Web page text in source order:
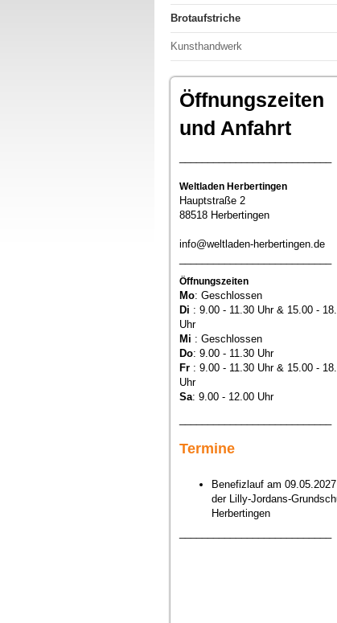
Brotaufstriche
Kunsthandwerk
Öffnungszeiten
und Anfahrt
Weltladen Herbertingen
Hauptstraße 2
88518 Herbertingen
info@weltladen-herbertingen.de
Öffnungszeiten
Mo: Geschlossen
Di : 9.00 - 11.30 Uhr & 15.00 -
Uhr
Mi : Geschlossen
Do: 9.00 - 11.30 Uhr
Fr : 9.00 - 11.30 Uhr & 15.00 -
Uhr
Sa: 9.00 - 12.00 Uhr
Termine
Benefizlauf am
der Lilly-Jordans-
Herbertingen